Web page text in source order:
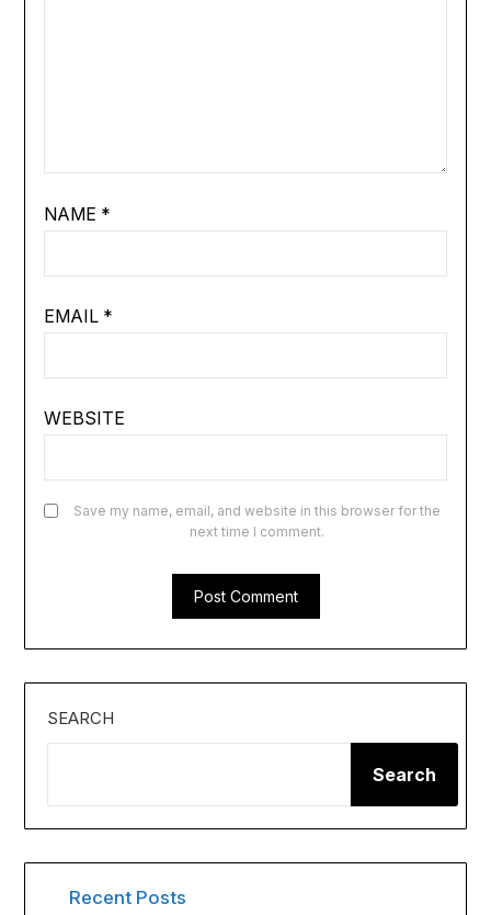
NAME *
EMAIL *
WEBSITE
Save my name, email, and website in this browser for the
next time I comment.
SEARCH
Search
Recent Posts